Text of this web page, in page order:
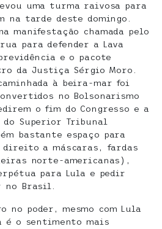
uma turma raivosa para
na tarde deste domingo.
manifestação chamada pelo
para defender a Lava
e o pacote
da Justiça Sérgio Moro.
à beira-mar foi
no Bolsonarismo
o fim do Congresso e a
Superior Tribunal
bastante espaço para
direito a máscaras, fardas
norte-americanas),
para Lula e pedir
Brasil.
no poder, mesmo com Lula
é o sentimento mais